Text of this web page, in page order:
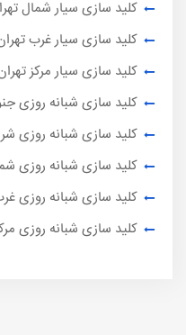
کلید سازی سیار شمال
کلید سازی سیار غرب
کلید سازی سیار مرکز
کلید سازی شبانه روزی
کلید سازی شبانه روزی
کلید سازی شبانه روزی
کلید سازی شبانه روزی
کلید سازی شبانه روزی